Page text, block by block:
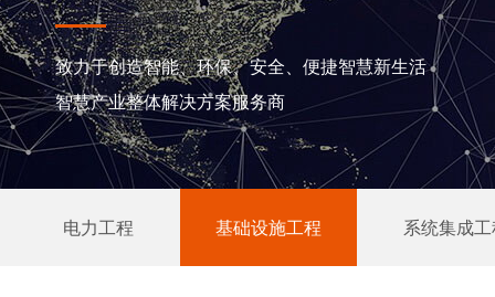
致力于创造智能、环保、安全、便捷智慧新生活
智慧产业整体解决方案服务商
电力工程 基础设施工程 系统集成